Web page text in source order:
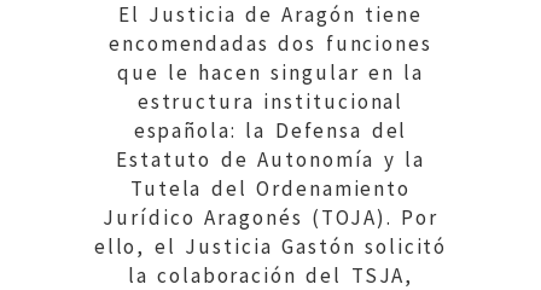
El Justicia de Aragón tiene
encomendadas dos funciones
que le hacen singular en la
estructura institucional
española: la Defensa del
Estatuto de Autonomía y la
Tutela del Ordenamiento
Jurídico Aragonés (TOJA). Por
ello, el Justicia Gastón solicitó
la colaboración del TSJA,